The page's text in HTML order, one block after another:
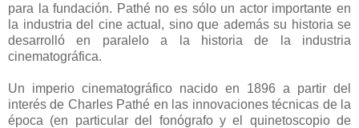
para la fundación. Pathé no es sólo un actor importante en
la industria del cine actual, sino que además su historia se
desarrolló en paralelo a la historia de la industria
cinematográfica.
Un imperio cinematográfico nacido en 1896 a partir del
interés de Charles Pathé en las innovaciones técnicas de la
época (en particular del fonógrafo y el quinetoscopio de